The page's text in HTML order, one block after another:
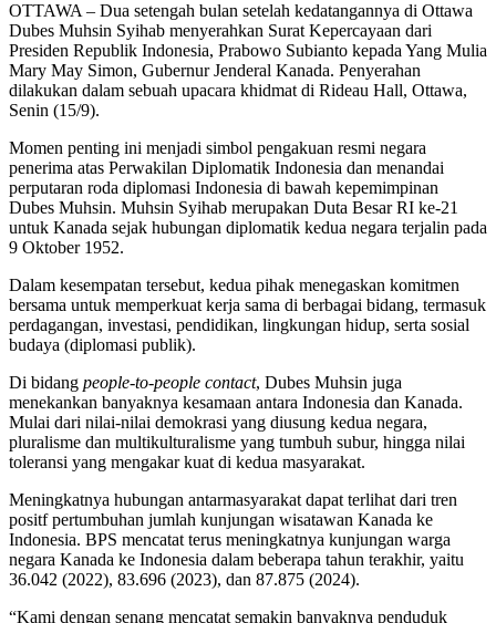
OTTAWA – Dua setengah bulan setelah kedatangannya di Ottawa
Dubes Muhsin Syihab menyerahkan Surat Kepercayaan dari
Presiden Republik Indonesia, Prabowo Subianto kepada Yang Mulia
Mary May Simon, Gubernur Jenderal Kanada. Penyerahan
dilakukan dalam sebuah upacara khidmat di Rideau Hall, Ottawa,
Senin (15/9).
Momen penting ini menjadi simbol pengakuan resmi negara
penerima atas Perwakilan Diplomatik Indonesia dan menandai
perputaran roda diplomasi Indonesia di bawah kepemimpinan
Dubes Muhsin. Muhsin Syihab merupakan Duta Besar RI ke-21
untuk Kanada sejak hubungan diplomatik kedua negara terjalin pada
9 Oktober 1952.
Dalam kesempatan tersebut, kedua pihak menegaskan komitmen
bersama untuk memperkuat kerja sama di berbagai bidang, termasuk
perdagangan, investasi, pendidikan, lingkungan hidup, serta sosial
budaya (diplomasi publik).
Di bidang people-to-people contact, Dubes Muhsin juga
menekankan banyaknya kesamaan antara Indonesia dan Kanada.
Mulai dari nilai-nilai demokrasi yang diusung kedua negara,
pluralisme dan multikulturalisme yang tumbuh subur, hingga nilai
toleransi yang mengakar kuat di kedua masyarakat.
Meningkatnya hubungan antarmasyarakat dapat terlihat dari tren
positf pertumbuhan jumlah kunjungan wisatawan Kanada ke
Indonesia. BPS mencatat terus meningkatnya kunjungan warga
negara Kanada ke Indonesia dalam beberapa tahun terakhir, yaitu
36.042 (2022), 83.696 (2023), dan 87.875 (2024).
“Kami dengan senang mencatat semakin banyaknya penduduk